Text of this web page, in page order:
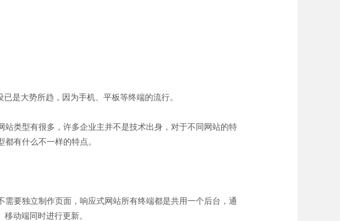
是大势所趋，因为手机、平板等终端的流行。
类型有很多，许多企业主并不是技术出身，对于不同网站的特
有什么不一样的特点。
要独立制作页面，响应式网站所有终端都是共用一个后台，通
动端同时进行更新。